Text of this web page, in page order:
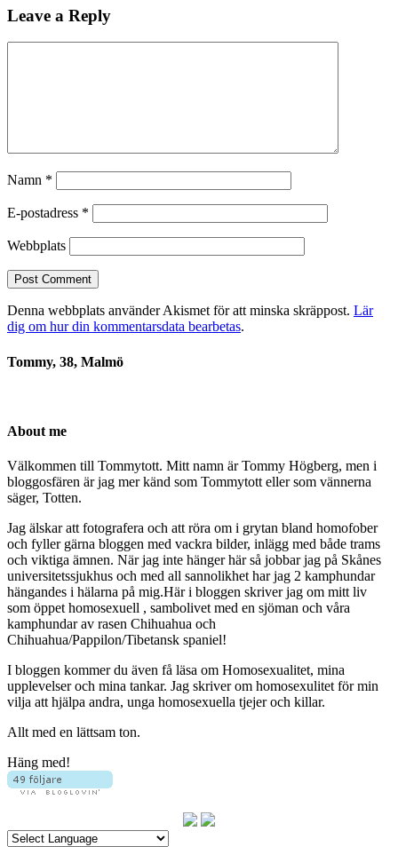
Leave a Reply
Namn *
E-postadress *
Webbplats
Denna webbplats använder Akismet för att minska skräppost. Lär
dig om hur din kommentarsdata bearbetas.
Tommy, 38, Malmö
About me
Välkommen till Tommytott. Mitt namn är Tommy Högberg, men i
bloggosfären är jag mer känd som Tommytott eller som vännerna
säger, Totten.
Jag älskar att fotografera och att röra om i grytan bland homofober
och fyller gärna bloggen med vackra bilder, inlägg med både trams
och viktiga ämnen. När jag inte hänger här så jobbar jag på Skånes
universitetssjukhus och med all sannolikhet har jag 2 kamphundar
hängandes i hälarna på mig.Här i bloggen skriver jag om mitt liv
som öppet homosexuell , sambolivet med en sjöman och våra
kamphundar av rasen Chihuahua och
Chihuahua/Pappilon/Tibetansk spaniel!
I bloggen kommer du även få läsa om Homosexualitet, mina
upplevelser och mina tankar. Jag skriver om homosexulitet för min
vilja att hjälpa andra, unga homosexuella tjejer och killar.
Allt med en lättsam ton.
Häng med!